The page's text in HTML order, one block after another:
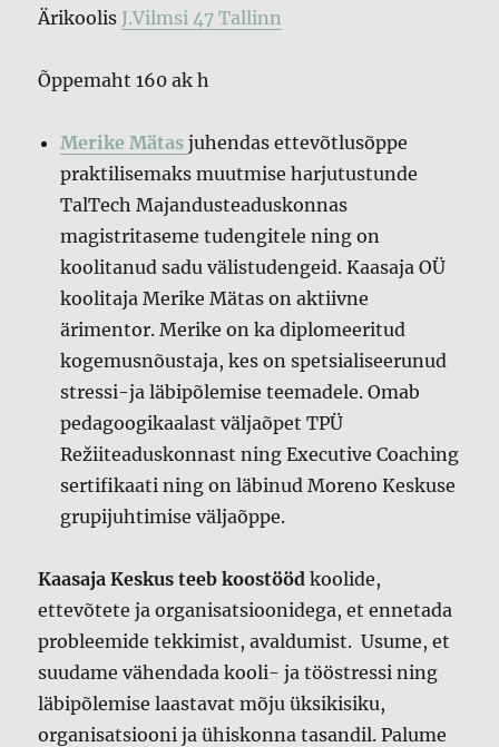
Ärikoolis J.Vilmsi 47 Tallinn
Õppemaht 160 ak h
Merike Mätas juhendas ettevõtlusõppe
praktilisemaks muutmise harjutustunde
TalTech Majandusteaduskonnas
magistritaseme tudengitele ning on
koolitanud sadu välistudengeid. Kaasaja OÜ
koolitaja Merike Mätas on aktiivne
ärimentor. Merike on ka diplomeeritud
kogemusnõustaja, kes on spetsialiseerunud
stressi-ja läbipõlemise teemadele. Omab
pedagoogikaalast väljaõpet TPÜ
Režiiteaduskonnast ning Executive Coaching
sertifikaati ning on läbinud Moreno Keskuse
grupijuhtimise väljaõppe.
Kaasaja Keskus teeb koostööd koolide,
ettevõtete ja organisatsioonidega, et ennetada
probleemide tekkimist, avaldumist. Usume, et
suudame vähendada kooli- ja tööstressi ning
läbipõlemise laastavat mõju üksikisiku,
organisatsiooni ja ühiskonna tasandil. Palume